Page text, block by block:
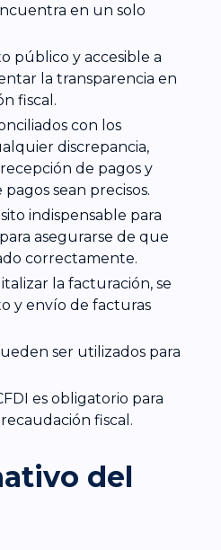
en un solo
público y accesible a
la transparencia en
fiscal.
con los
discrepancia,
de pagos y
sean precisos.
indispensable para
asegurarse de que
correctamente.
la facturación, se
y envío de facturas
ser utilizados para
es obligatorio para
fiscal.
del